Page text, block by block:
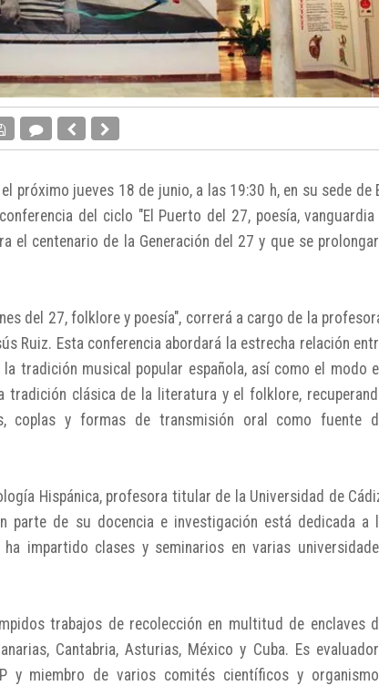
próximo jueves 18 de junio, a las 19:30 h, en su sede de
del ciclo "El Puerto del 27, poesía, vanguardia
el centenario de la Generación del 27 y que se
del 27, folklore y poesía", correrá a cargo de la
Ruiz. Esta conferencia abordará la estrecha relación
la tradición musical popular española, así como el modo
tradición clásica de la literatura y el folklore,
coplas y formas de transmisión oral como fuente
Hispánica, profesora titular de la Universidad de
parte de su docencia e investigación está dedicada a
impartido clases y seminarios en varias
trabajos de recolección en multitud de enclaves
Cantabria, Asturias, México y Cuba. Es
y miembro de varios comités científicos y